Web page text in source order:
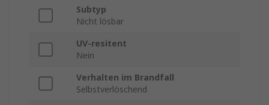
Subtyp
Nicht lösbar
UV-resitent
Nein
Verhalten im Brandfall
Selbstverlöschend